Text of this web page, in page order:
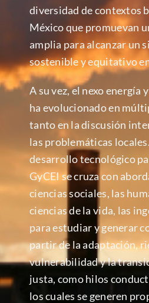
diversidad de contextos
México que promuevan
amplia para alcanzar un
sostenible y equitativo
A su vez, el nexo energía
ha evolucionado en
tanto en la discusión
las problemáticas
desarrollo tecnológico
GyCEI se cruza con
ciencias sociales, las
ciencias de la vida, las
para estudiar y generar
partir de la adaptación,
vulnerabilidad y la
justa, como hilos
los cuales se generen